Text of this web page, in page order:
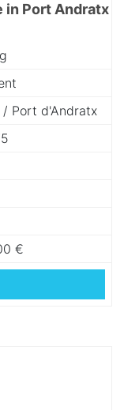
in Port Andratx
Port d'Andratx
€